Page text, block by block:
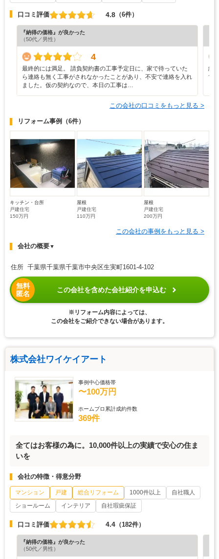
口コミ評価 4.8 （6件）
『納得の価格』が良かった
（50代／男性）
4
最終的には満足。 請負契約書の工事予定日に、家で待っていた
ら連絡も無く工事がされなかったことがあり、不安で連絡を入れ
ました。仮の契約なので、本日の工事は…
細
て
この会社の口コミをもっと見る >
リフォーム事例 （6件）
キッチン・台所
戸建住宅
150万円
屋根
戸建住宅
110万円
屋根
戸建住宅
200万円
この会社の事例をもっと見る >
会社の概要▼
住所 千葉県千葉県千葉市中央区生実町1601-4-102
無料
匿名
この会社を含めた会社紹介を申込む
※リフォーム内容によっては、
この会社をご紹介できない場合があります。
株式会社ワイケイアート
事例中心価格帯
〜100万円
ホームプロ累計成約件数
369件
全てはお客様の為に。10,000件以上の実績で安心の住ま
いを
会社の特徴・得意分野
マンション 戸建 総合リフォーム 1000件以上
自社職人
ショールーム
インテリア 自社瑕疵保証
口コミ評価 4.4 （182件）
『納得の価格』が良かった
（50代／男性）